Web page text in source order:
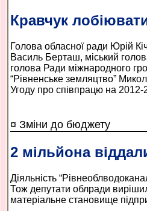
Кравчук
Голова обласної ради Юрій
Василь Берташ, міський
голова Ради міжнародного
“Рівненське земляцтво”
Угоду про співпрацю на 2012-
¤ Зміни до бюджету
2 мільйона
Діяльність
Тож депутати облради
матеріальне становище